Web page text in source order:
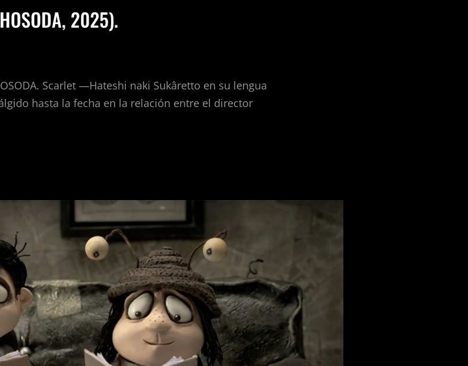
2025).
Scarlet —Hateshi naki Sukâretto en su lengua
hasta la fecha en la relación entre el director